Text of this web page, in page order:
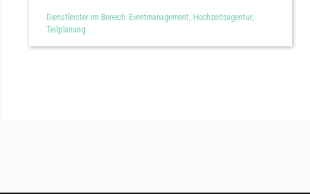
Dienstleister im Bereich: Eventmanagement, Hochzeitsagentur,
Teilplanung